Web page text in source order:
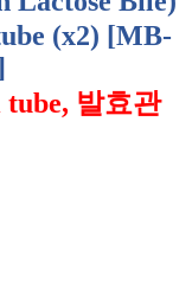
(x2) [MB-
tube, 발효관